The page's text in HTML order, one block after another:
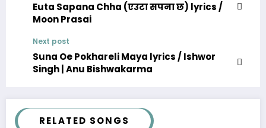
Euta Sapana Chha (एउटा सपना छ) lyrics /
Moon Prasai
Next post
Suna Oe Pokhareli Maya lyrics / Ishwor
Singh | Anu Bishwakarma
RELATED SONGS